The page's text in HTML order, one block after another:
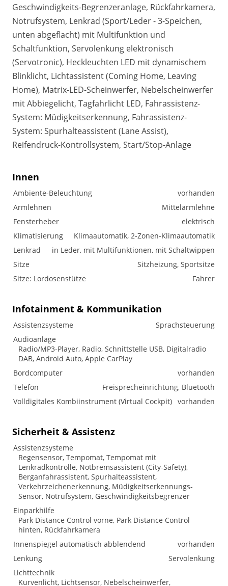
Geschwindigkeits-Begrenzeranlage, Rückfahrkamera,
Notrufsystem, Lenkrad (Sport/Leder - 3-Speichen,
unten abgeflacht) mit Multifunktion und
Schaltfunktion, Servolenkung elektronisch
(Servotronic), Heckleuchten LED mit dynamischem
Blinklicht, Lichtassistent (Coming Home, Leaving
Home), Matrix-LED-Scheinwerfer, Nebelscheinwerfer
mit Abbiegelicht, Tagfahrlicht LED, Fahrassistenz-
System: Müdigkeitserkennung, Fahrassistenz-
System: Spurhalteassistent (Lane Assist),
Reifendruck-Kontrollsystem, Start/Stop-Anlage
Innen
Ambiente-Beleuchtung
vorhanden
Armlehnen
Mittelarmlehne
Fensterheber
elektrisch
Klimatisierung
Klimaautomatik, 2-Zonen-Klimaautomatik
Lenkrad
in Leder, mit Multifunktionen, mit Schaltwippen
Sitze
Sitzheizung, Sportsitze
Sitze: Lordosenstütze
Fahrer
Infotainment & Kommunikation
Assistenzsysteme
Sprachsteuerung
Audioanlage
Radio/MP3-Player, Radio, Schnittstelle USB, Digitalradio
DAB, Android Auto, Apple CarPlay
Bordcomputer
vorhanden
Telefon
Freisprecheinrichtung, Bluetooth
Volldigitales Kombiinstrument (Virtual Cockpit) vorhanden
Sicherheit & Assistenz
Assistenzsysteme
Regensensor, Tempomat, Tempomat mit
Lenkradkontrolle, Notbremsassistent (City-Safety),
Berganfahrassistent, Spurhalteassistent,
Verkehrzeichenerkennung, Müdigkeitserkennungs-
Sensor, Notrufsystem, Geschwindigkeitsbegrenzer
Einparkhilfe
Park Distance Control vorne, Park Distance Control
hinten, Rückfahrkamera
Innenspiegel automatisch abblendend
vorhanden
Lenkung
Servolenkung
Lichttechnik
Kurvenlicht, Lichtsensor, Nebelscheinwerfer,